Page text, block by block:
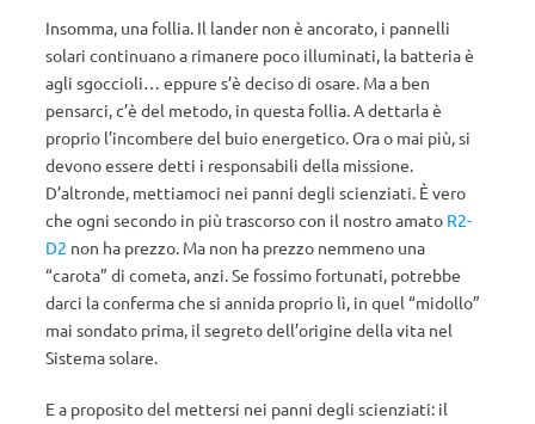
Insomma, una follia. Il lander non è ancorato, i pannelli
solari continuano a rimanere poco illuminati, la batteria è
agli sgoccioli… eppure s’è deciso di osare. Ma a ben
pensarci, c’è del metodo, in questa follia. A dettarla è
proprio l’incombere del buio energetico. Ora o mai più, si
devono essere detti i responsabili della missione.
D’altronde, mettiamoci nei panni degli scienziati. È vero
che ogni secondo in più trascorso con il nostro amato R2-
D2 non ha prezzo. Ma non ha prezzo nemmeno una
“carota” di cometa, anzi. Se fossimo fortunati, potrebbe
darci la conferma che si annida proprio lì, in quel “midollo”
mai sondato prima, il segreto dell’origine della vita nel
Sistema solare.
E a proposito del mettersi nei panni degli scienziati: il